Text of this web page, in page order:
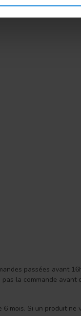
passées avant
la commande avant
mois. Si un produit